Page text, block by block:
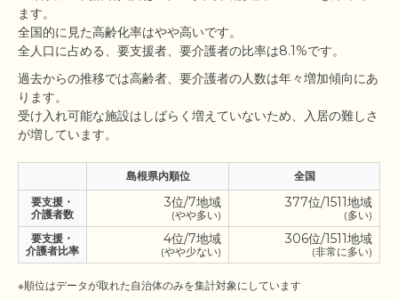
ます。
全国的に見た高齢化率はやや高いです。
過去からの推移では高齢者、要介護者の人数は年々増加傾向にあ
ります。
受け入れ可能な施設はしばらく増えていないため、入居の難しさ
島根県内順位
全国
要支援・
介護者数
3位/7地域
(やや多い)
377位/1511地域
(多い)
要支援・
介護者比率
4位/7地域
(やや少ない)
306位/1511地域
(非常に多い)
※順位はデータが取れた自治体のみを集計対象にしています